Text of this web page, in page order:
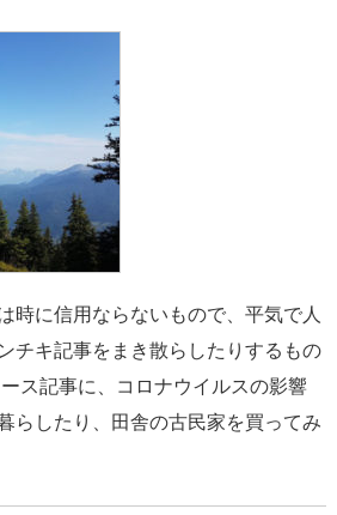
時に信用ならないもので、平気で人
チキ記事をまき散らしたりするもの
ス記事に、コロナウイルスの影響
らしたり、田舎の古民家を買ってみ